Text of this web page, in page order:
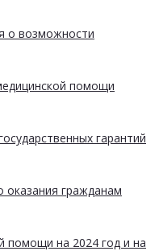
о возможности
помощи
гарантий
оказания гражданам
помощи на 2024 год и на